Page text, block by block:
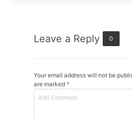
Leave a Reply 0
Your email address will not be
are marked *